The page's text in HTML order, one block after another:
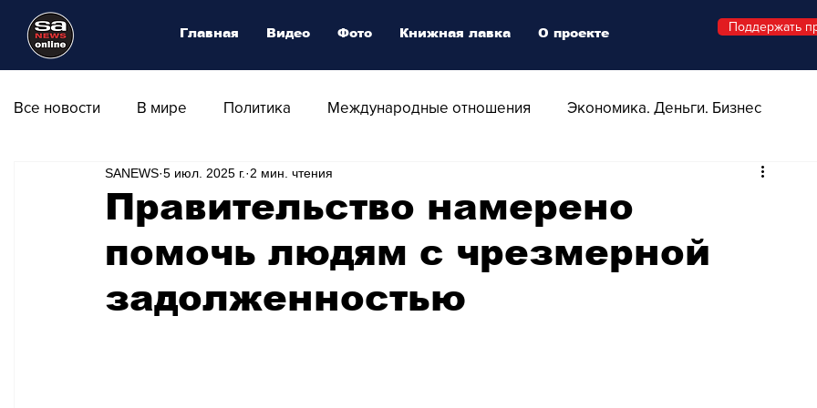
Все новости В мире Политика Международные отношения Экономика. Деньги. Бизнес
Общество Армия Аналитика
Транспорт Культура Магия искусства Swiss Афиша Стиль Стильный четверг
Правительство намерено
помочь людям с чрезмерной
задолженностью
SANEWS 5 июл. 2025 г. 2 мин. чтения
Главная Видео Фото Книжная лавка О проекте Поддержать